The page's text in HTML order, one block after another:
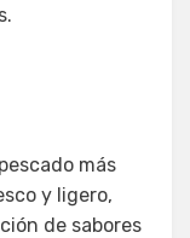
más
y ligero,
de sabores